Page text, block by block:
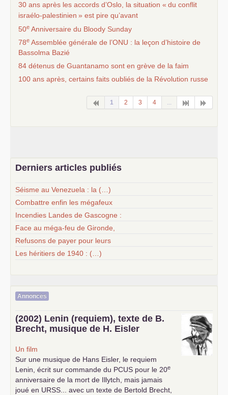
30 ans après les accords d’Oslo, la situation « du conflit
israélo-palestinien » est pire qu’avant
50e Anniversaire du Bloody Sunday
78e Assemblée générale de l’ONU : la leçon d’histoire de
Bassolma Bazié
84 détenus de Guantanamo sont en grève de la faim
100 ans après, certains faits oubliés de la Révolution russe
1 2 3 4 ...
Derniers articles publiés
Séisme au Venezuela : la (…)
Combattre enfin les mégafeux
Incendies Landes de Gascogne :
Face au méga-feu de Gironde,
Refusons de payer pour leurs
Les héritiers de 1940 : (…)
Annonces
(2002) Lenin (requiem), texte de B.
Brecht, musique de H. Eisler
Un film
Sur une musique de Hans Eisler, le requiem
Lenin, écrit sur commande du PCUS pour le 20e
anniversaire de la mort de Illytch, mais jamais
joué en URSS ... avec un texte de Bertold Brecht,